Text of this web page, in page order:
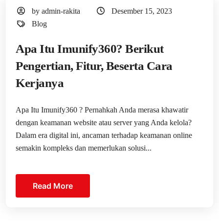
by admin-rakita
Desember 15, 2023
Blog
Apa Itu Imunify360? Berikut
Pengertian, Fitur, Beserta Cara
Kerjanya
Apa Itu Imunify360 ? Pernahkah Anda merasa khawatir
dengan keamanan website atau server yang Anda kelola?
Dalam era digital ini, ancaman terhadap keamanan online
semakin kompleks dan memerlukan solusi...
Read More